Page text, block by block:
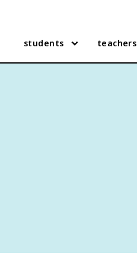
students teachers